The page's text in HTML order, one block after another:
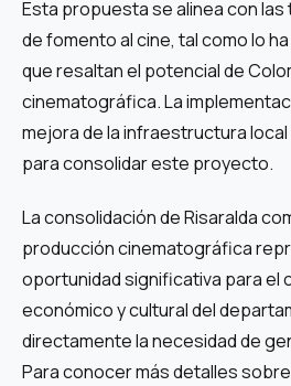
Esta propuesta se alinea con
de fomento al cine, tal como lo
que resaltan el potencial de
cinematográfica. La
mejora de la infraestructura
para consolidar este proyecto.
La consolidación de Risaralda
producción cinematográfica
oportunidad significativa para el
económico y cultural del
directamente la necesidad de
Para conocer más detalles